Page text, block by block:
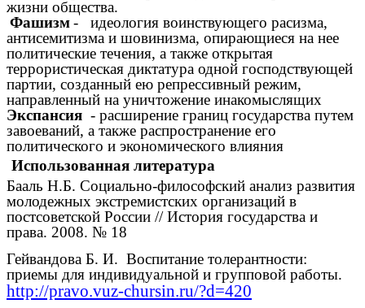
жизни общества.
Фашизм- идеология воинствующего расизма,
антисемитизма и шовинизма, опирающиеся на нее
политические течения, а также открытая
террористическая диктатура одной господствующей
партии, созданный ею репрессивный режим,
направленный на уничтожение инакомыслящих
Экспансия - расширение границ государства путем
завоеваний, а также распространение его
политического и экономического влияния
Использованная литература
Бааль Н.Б. Социально-философский анализ развития
молодежных экстремистских организаций в
постсоветской России // История государства и
права. 2008. № 18
Гейвандова Б. И. Воспитание толерантности:
приемы для индивидуальной и групповой работы.
http://pravo.vuz-chursin.ru/?d=420